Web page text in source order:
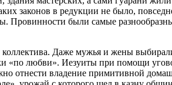
законов в редукции не было,
Провинности были самые
Даже мужья и жены
«по любви». Иезуиты при помощи
владение примитивной